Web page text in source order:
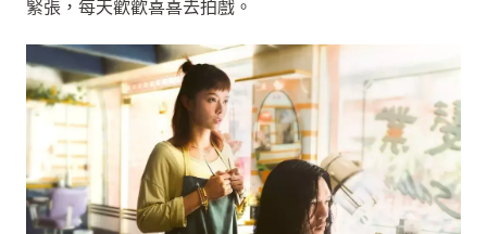
緊張，每天歡歡喜喜去拍戲。